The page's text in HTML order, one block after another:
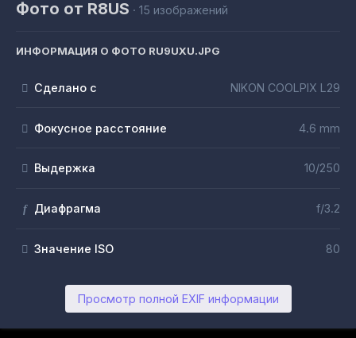
Фото от R8US · 15 изображений
ИНФОРМАЦИЯ О ФОТО RU9UXU.JPG
Сделано с NIKON COOLPIX L29
Фокусное расстояние 4.6 mm
Выдержка 10/250
f Диафрагма f/3.2
Значение ISO 80
Просмотр полной EXIF информации